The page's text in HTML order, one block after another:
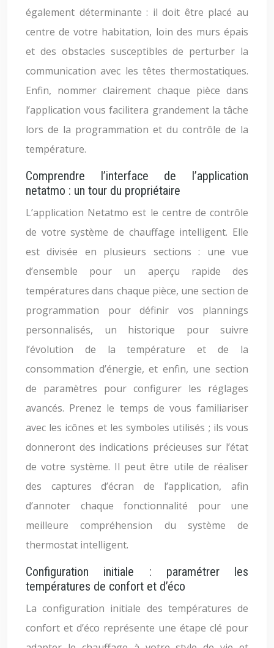
également déterminante : il doit être placé au
centre de votre habitation, loin des murs épais
et des obstacles susceptibles de perturber la
communication avec les têtes thermostatiques.
Enfin, nommer clairement chaque pièce dans
l’application vous facilitera grandement la tâche
lors de la programmation et du contrôle de la
température.
Comprendre l’interface de l’application
netatmo : un tour du propriétaire
L’application Netatmo est le centre de contrôle
de votre système de chauffage intelligent. Elle
est divisée en plusieurs sections : une vue
d’ensemble pour un aperçu rapide des
températures dans chaque pièce, une section de
programmation pour définir vos plannings
personnalisés, un historique pour suivre
l’évolution de la température et de la
consommation d’énergie, et enfin, une section
de paramètres pour configurer les réglages
avancés. Prenez le temps de vous familiariser
avec les icônes et les symboles utilisés ; ils vous
donneront des indications précieuses sur l’état
de votre système. Il peut être utile de réaliser
des captures d’écran de l’application, afin
d’annoter chaque fonctionnalité pour une
meilleure compréhension du système de
thermostat intelligent.
Configuration initiale : paramétrer les
températures de confort et d’éco
La configuration initiale des températures de
confort et d’éco représente une étape clé pour